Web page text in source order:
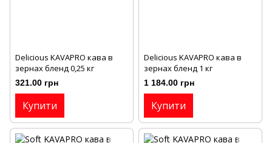
Delicious KAVAPRO кава в
зернах бленд 0,25 кг
321.00 грн
Купити
Delicious KAVAPRO кава в
зернах бленд 1 кг
1 184.00 грн
Купити